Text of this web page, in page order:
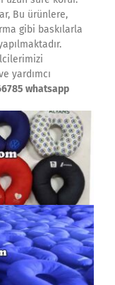
Bu ürünlere,
gibi baskılarla
yardımcı
whatsapp